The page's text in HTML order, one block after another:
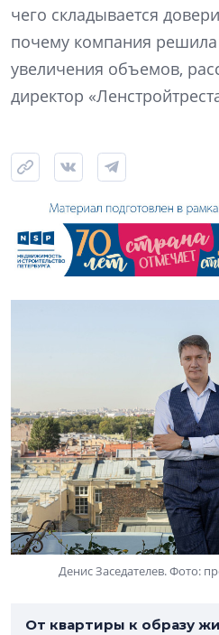
чего складывается
почему компания решила
увеличения объемов,
директор
Денис Заседателев. Фото:
От квартиры к образу